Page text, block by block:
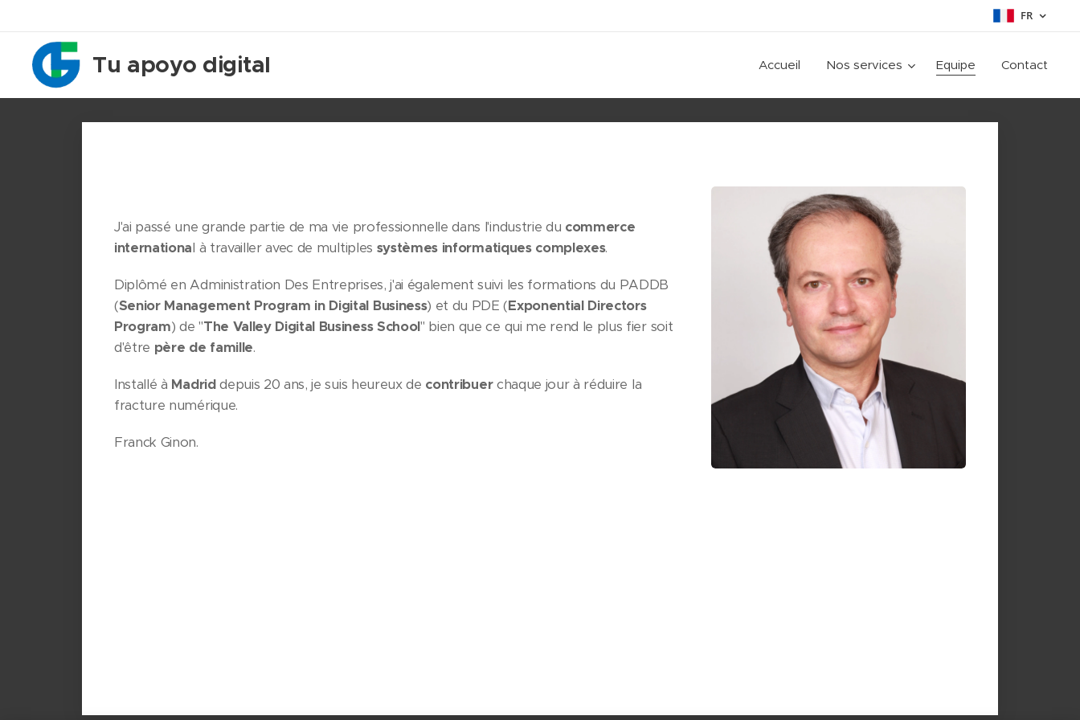
FR
Tu apoyo digital Accueil Nos services Equipe Contact
J'ai passé une grande partie de ma vie professionnelle dans l'industrie du commerce
international à travailler avec de multiples systèmes informatiques complexes.
Diplômé en Administration Des Entreprises, j'ai également suivi les formations du PADDB
(Senior Management Program in Digital Business) et du PDE (Exponential Directors
Program) de "The Valley Digital Business School" bien que ce qui me rend le plus fier soit
d'être père de famille.
Installé à Madriddepuis 20 ans, je suis heureux de contribuerchaque jour à réduire la
fracture numérique.
Franck Ginon.